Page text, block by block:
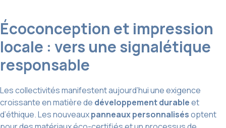
Écoconception et impression
locale : vers une signalétique
responsable
Les collectivités manifestent aujourd’hui une exigence
croissante en matière de développement durableet
d’éthique. Les nouveauxpanneaux personnalisésoptent